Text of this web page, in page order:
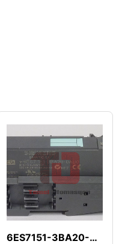
6ES7151-3BA20-0AB0